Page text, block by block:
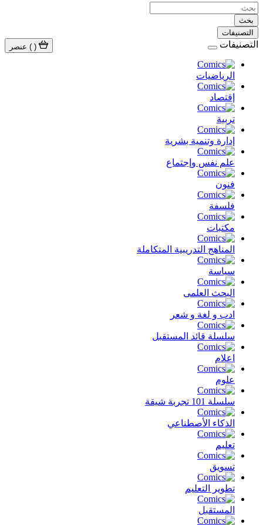
بحث
) عنصر
التصنيفات
التصنيفات
الرياضيات
إقتصاد
تربية
إدارة وتنمية بشرية
علم نفس وإجتماع
فنون
فلسفة
مكتبات
المناهج التدريبية المتكاملة
سياسة
البحث العلمى
ادب و لغة و شعر
سلسلة قائد المستقبل
اعلام
علوم
سلسلة 101 تجربة شيقة
الذكاء الأصطناعي
تعليم
تسويق
تطوير التعليم
المستقبل